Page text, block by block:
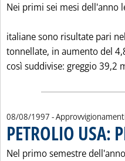
Nei primi sei mesi dell'anno
italiane sono risultate pari
tonnellate, in aumento del
così suddivise: greggio 39,2
08/08/1997 -
PETROLIO USA:
Nel primo semestre